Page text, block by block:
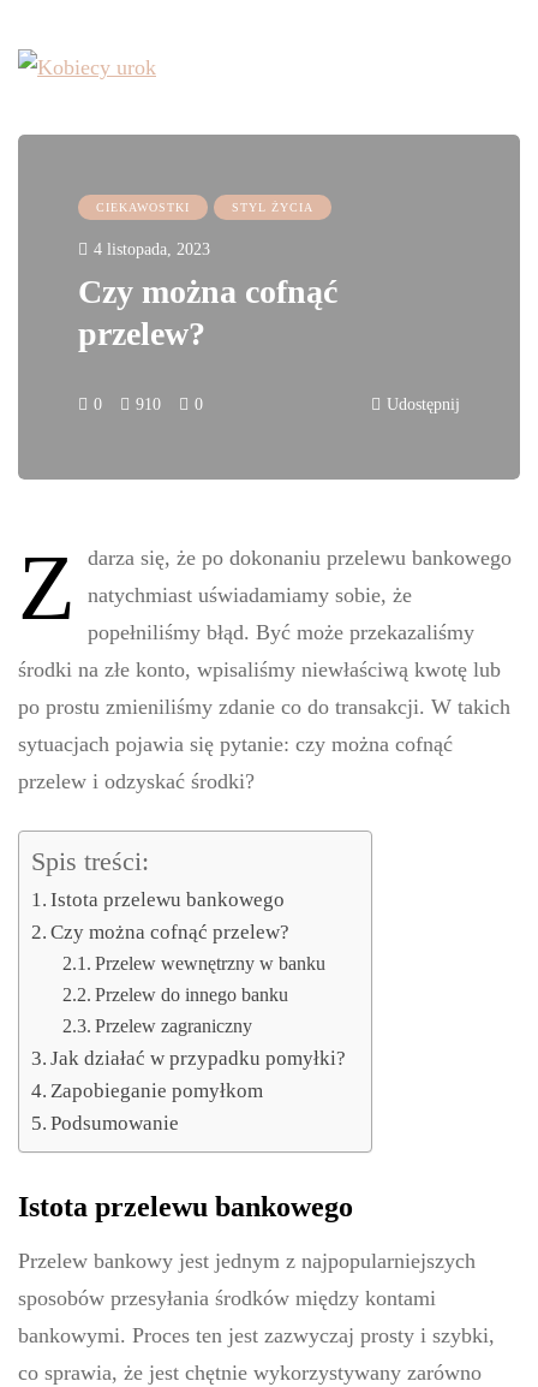
CIEKAWOSTKI STYL ŻYCIA
4 listopada, 2023
Czy można cofnąć
przelew?
0 910 0 Udostępnij
Z
darza się, że po dokonaniu przelewu bankowego
natychmiast uświadamiamy sobie, że
popełniliśmy błąd. Być może przekazaliśmy
środki na złe konto, wpisaliśmy niewłaściwą kwotę lub
po prostu zmieniliśmy zdanie co do transakcji. W takich
sytuacjach pojawia się pytanie: czy można cofnąć
przelew i odzyskać środki?
Spis treści:
Istota przelewu bankowego
Czy można cofnąć przelew?
Przelew wewnętrzny w banku
Przelew do innego banku
Przelew zagraniczny
Jak działać w przypadku pomyłki?
Zapobieganie pomyłkom
Podsumowanie
Istota przelewu bankowego
Przelew bankowy jest jednym z najpopularniejszych
sposobów przesyłania środków między kontami
bankowymi. Proces ten jest zazwyczaj prosty i szybki,
co sprawia, że jest chętnie wykorzystywany zarówno